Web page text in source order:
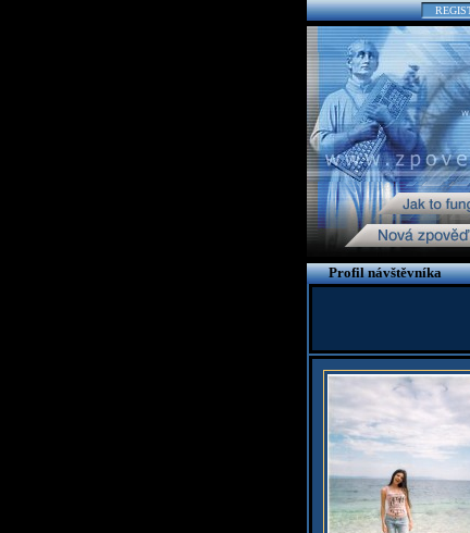
Profil návštěvníka